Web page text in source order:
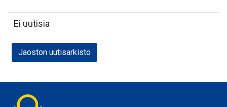
Ei uutisia
Jaoston uutisarkisto